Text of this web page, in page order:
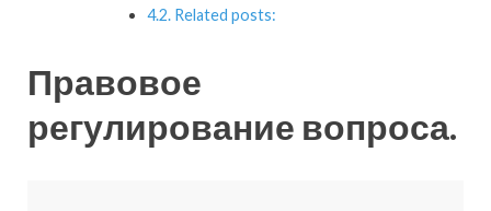
Related posts:
Правовое
регулирование вопроса.